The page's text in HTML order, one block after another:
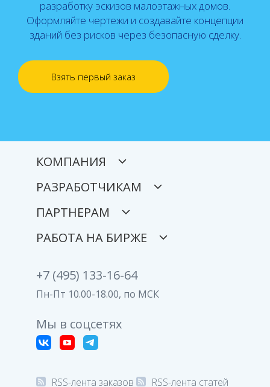
разработку эскизов малоэтажных домов.
Оформляйте чертежи и создавайте концепции
зданий без рисков через безопасную сделку.
Взять первый заказ
КОМПАНИЯ
РАЗРАБОТЧИКАМ
ПАРТНЕРАМ
РАБОТА НА БИРЖЕ
+7 (495) 133-16-64
Пн-Пт 10.00-18.00, по МСК
Мы в соцсетях
RSS-лента заказов RSS-лента статей